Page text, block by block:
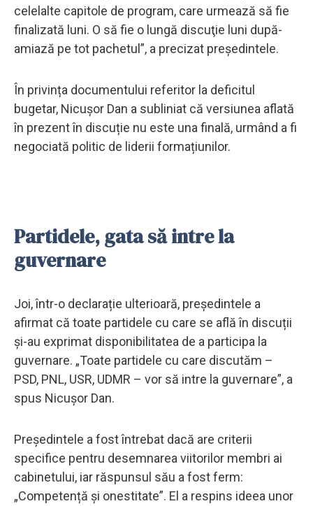
celelalte capitole de program, care urmează să fie
finalizată luni. O să fie o lungă discuţie luni după-
amiază pe tot pachetul”, a precizat președintele.
În privința documentului referitor la deficitul
bugetar, Nicușor Dan a subliniat că versiunea aflată
în prezent în discuție nu este una finală, urmând a fi
negociată politic de liderii formațiunilor.
Partidele, gata să intre la
guvernare
Joi, într-o declarație ulterioară, președintele a
afirmat că toate partidele cu care se află în discuții
și-au exprimat disponibilitatea de a participa la
guvernare. „Toate partidele cu care discutăm –
PSD, PNL, USR, UDMR – vor să intre la guvernare”, a
spus Nicușor Dan.
Președintele a fost întrebat dacă are criterii
specifice pentru desemnarea viitorilor membri ai
cabinetului, iar răspunsul său a fost ferm:
„Competență și onestitate”. El a respins ideea unor